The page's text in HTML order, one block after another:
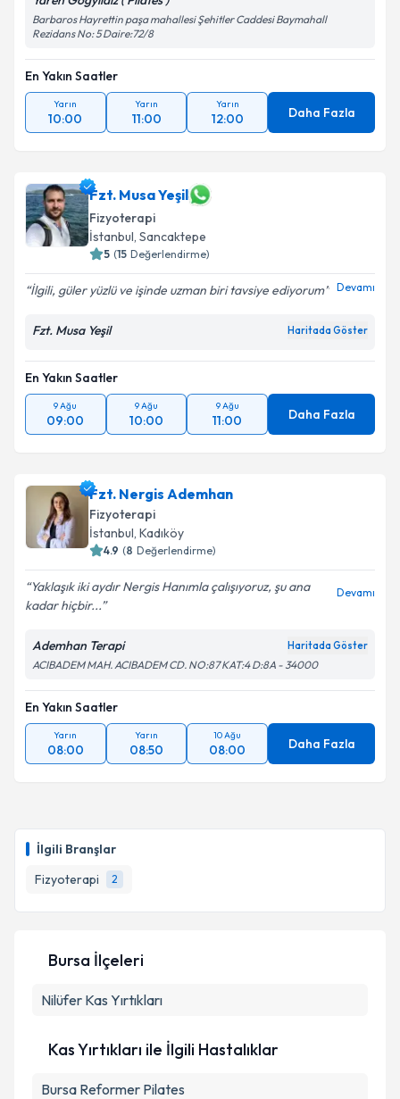
İlgili Branşlar
Fizyoterapi
2
Barbaros Hayrettin paşa mahallesi Şehitler Caddesi Baymahall
Rezidans No: 5 Daire:72/8
En Yakın Saatler
Yarın
10:00
Yarın
11:00
Yarın
12:00 Daha Fazla
Fzt. Musa Yeşil
Fizyoterapi
İstanbul, Sancaktepe
5 (15 Değerlendirme)
İlgili, güler yüzlü ve işinde uzman biri tavsiye ediyorum Devamı
Fzt. Musa Yeşil Haritada Göster
En Yakın Saatler
9 Ağu
09:00
9 Ağu
10:00
9 Ağu
11:00 Daha Fazla
Fzt. Nergis Ademhan
Fizyoterapi
İstanbul, Kadıköy
4.9 (8 Değerlendirme)
Yaklaşık iki aydır Nergis Hanımla çalışıyoruz, şu ana
kadar hiçbir...
Devamı
Ademhan Terapi Haritada Göster
ACIBADEM MAH. ACIBADEM CD. NO:87 KAT:4 D:8A - 34000
En Yakın Saatler
Yarın
08:00
Yarın
08:50
10 Ağu
08:00 Daha Fazla
Bursa İlçeleri
Nilüfer Kas Yırtıkları
Kas Yırtıkları ile İlgili Hastalıklar
Bursa Reformer Pilates